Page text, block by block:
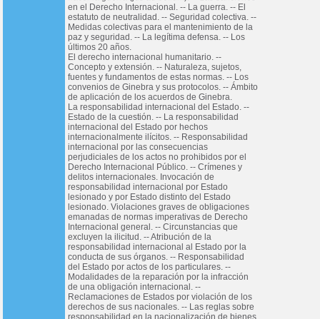
en el Derecho Internacional. -- La guerra. -- El
estatuto de neutralidad. -- Seguridad colectiva. --
Medidas colectivas para el mantenimiento de la
paz y seguridad. -- La legítima defensa. -- Los
últimos 20 años.
El derecho internacional humanitario. --
Concepto y extensión. -- Naturaleza, sujetos,
fuentes y fundamentos de estas normas. -- Los
convenios de Ginebra y sus protocolos. -- Ámbito
de aplicación de los acuerdos de Ginebra.
La responsabilidad internacional del Estado. --
Estado de la cuestión. -- La responsabilidad
internacional del Estado por hechos
internacionalmente ilícitos. -- Responsabilidad
internacional por las consecuencias
perjudiciales de los actos no prohibidos por el
Derecho Internacional Público. -- Crímenes y
delitos internacionales. Invocación de
responsabilidad internacional por Estado
lesionado y por Estado distinto del Estado
lesionado. Violaciones graves de obligaciones
emanadas de normas imperativas de Derecho
Internacional general. -- Circunstancias que
excluyen la ilicitud. -- Atribución de la
responsabilidad internacional al Estado por la
conducta de sus órganos. -- Responsabilidad
del Estado por actos de los particulares. --
Modalidades de la reparación por la infracción
de una obligación internacional. --
Reclamaciones de Estados por violación de los
derechos de sus nacionales. -- Las reglas sobre
responsabilidad en la nacionalización de bienes